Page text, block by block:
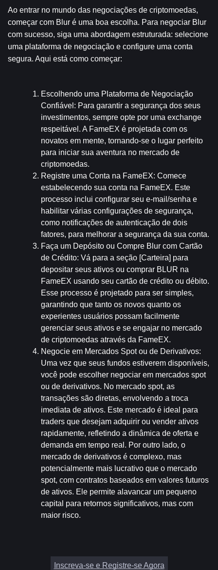
Ao entrar no mundo das negociações de criptomoedas,
começar com Blur é uma boa escolha. Para negociar Blur
com sucesso, siga uma abordagem estruturada: selecione
uma plataforma de negociação e configure uma conta
segura. Aqui está como começar:
Escolhendo uma Plataforma de Negociação
Confiável : Para garantir a segurança dos seus
investimentos, sempre opte por uma exchange
respeitável. A FameEX é projetada com os
novatos em mente, tornando-se o lugar perfeito
para iniciar sua aventura no mercado de
criptomoedas.
Registre uma Conta na FameEX: Comece
estabelecendo sua conta na FameEX. Este
processo inclui configurar seu e-mail/senha e
habilitar várias configurações de segurança,
como notificações de autenticação de dois
fatores, para melhorar a segurança da sua conta.
Faça um Depósito ou Compre Blur com Cartão
de Crédito: Vá para a seção [Carteira] para
depositar seus ativos ou comprar BLUR na
FameEX usando seu cartão de crédito ou débito.
Esse processo é projetado para ser simples,
garantindo que tanto os novos quanto os
experientes usuários possam facilmente
gerenciar seus ativos e se engajar no mercado
de criptomoedas através da FameEX.
Negocie em Mercados Spot ou de Derivativos:
Uma vez que seus fundos estiverem disponíveis,
você pode escolher negociar em mercados spot
ou de derivativos. No mercado spot, as
transações são diretas, envolvendo a troca
imediata de ativos. Este mercado é ideal para
traders que desejam adquirir ou vender ativos
rapidamente, refletindo a dinâmica de oferta e
demanda em tempo real. Por outro lado, o
mercado de derivativos é complexo, mas
potencialmente mais lucrativo que o mercado
spot, com contratos baseados em valores futuros
de ativos. Ele permite alavancar um pequeno
capital para retornos significativos, mas com
maior risco.
Inscreva-se e Registre-se Agora